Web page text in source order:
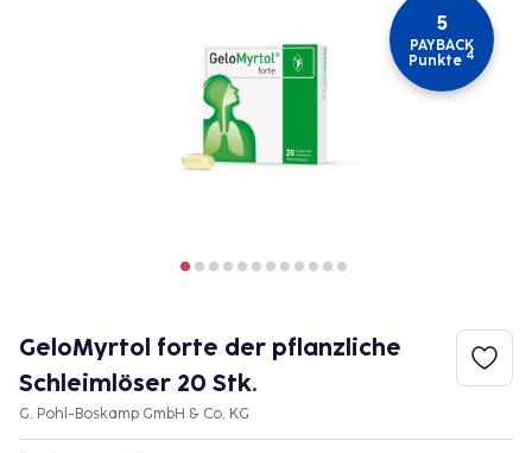
5
PAYBACK
Punkte 4
GeloMyrtol forte der pflanzliche
Schleimlöser 20 Stk.
G. Pohl-Boskamp GmbH & Co. KG